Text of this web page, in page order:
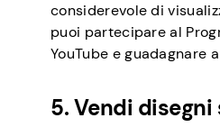
considerevole di
puoi partecipare al
YouTube e guadagnare
5. Vendi